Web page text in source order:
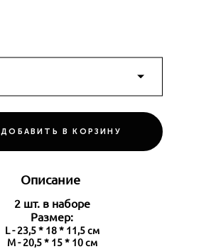
ДОБАВИТЬ В КОРЗИНУ
Описание
2 шт. в наборе
Размер:
L - 23,5 * 18 * 11,5 см
M - 20,5 * 15 * 10 см